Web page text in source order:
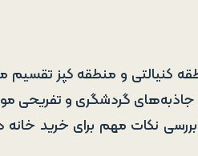
کنیالتی و منطقه کپز تقسیم
گردشگری و تفریحی
نکات مهم برای خرید خانه در